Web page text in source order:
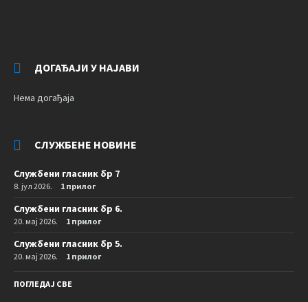
ДОГАЂАЈИ У НАЈАВИ
Нема догађаја
СЛУЖБЕНЕ НОВИНЕ
Службени гласник бр 7
8. јул 2026. 1 прилог
Службени гласник бр 6.
20. мај 2026. 1 прилог
Службени гласник бр 5.
20. мај 2026. 1 прилог
ПОГЛЕДАЈ СВЕ